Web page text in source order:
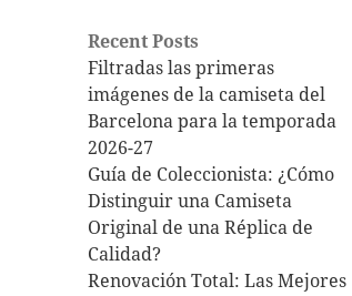
Recent Posts
Filtradas las primeras
imágenes de la camiseta del
Barcelona para la temporada
2026-27
Guía de Coleccionista: ¿Cómo
Distinguir una Camiseta
Original de una Réplica de
Calidad?
Renovación Total: Las Mejores